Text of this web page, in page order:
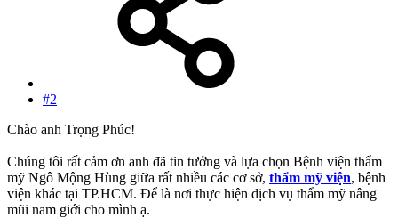
#2
Chào anh Trọng Phúc!
Chúng tôi rất cảm ơn anh đã tin tưởng và lựa chọn Bệnh viện thẩm
mỹ Ngô Mộng Hùng giữa rất nhiều các cơ sở, thẩm mỹ viện, bệnh
viện khác tại TP.HCM. Để là nơi thực hiện dịch vụ thẩm mỹ nâng
mũi nam giới cho mình ạ.